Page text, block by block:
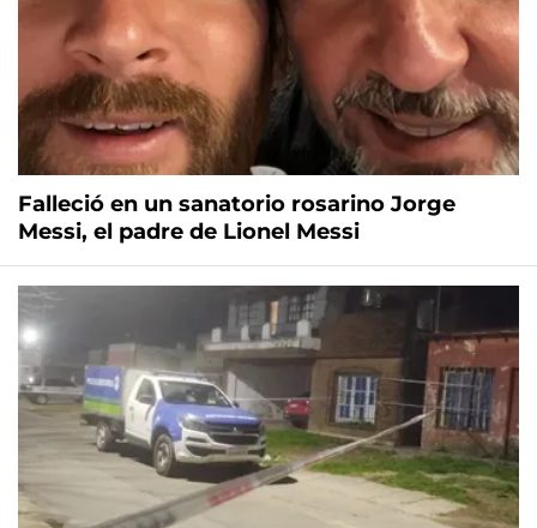
Falleció en un sanatorio rosarino Jorge
Messi, el padre de Lionel Messi